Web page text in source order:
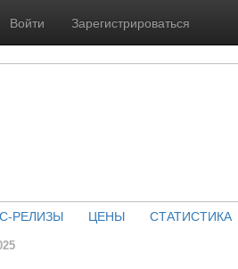
Войти Зарегистрироваться
РЕЛИЗЫ ЦЕНЫ СТАТИСТИКА